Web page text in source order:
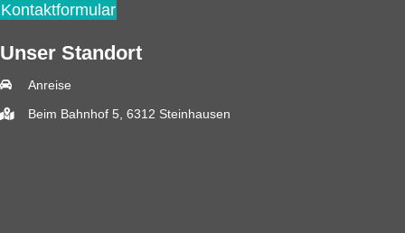
Kontaktformular
Unser Standort
Anreise
Beim Bahnhof 5, 6312 Steinhausen